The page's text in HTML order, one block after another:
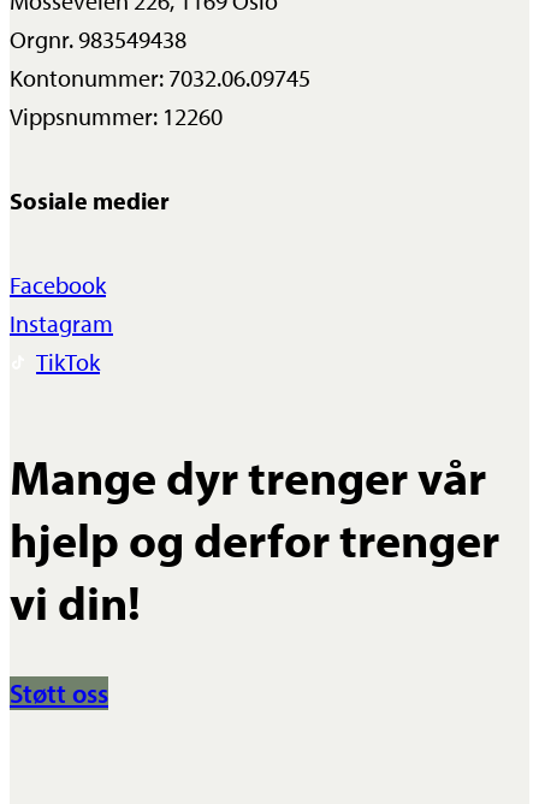
Orgnr. 983549438
Kontonummer: 7032.06.09745
Vippsnummer: 12260
Sosiale medier
Facebook
Instagram
TikTok
Mange dyr trenger vår
hjelp og derfor trenger
vi din!
Støtt oss